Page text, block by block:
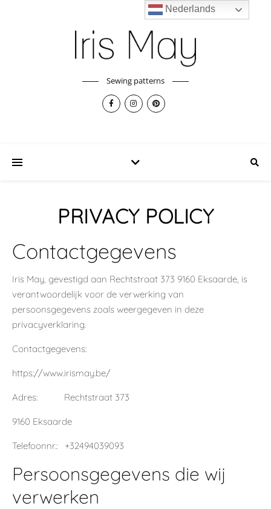
Sewing patterns
PRIVACY POLICY
Contactgegevens
Iris May, gevestigd aan Rechtstraat 373 9160 Eksaarde, is
verantwoordelijk voor de verwerking van
persoonsgegevens zoals weergegeven in deze
privacyverklaring.
Contactgegevens:
https://www.irismay.be/
Adres: Rechtstraat 373
9160 Eksaarde
Telefoonnr.: +32494039093
Persoonsgegevens die wij
verwerken
Nederlands